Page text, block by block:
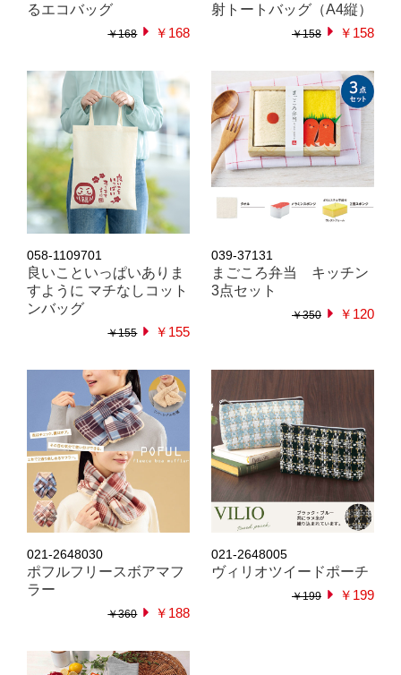
るエコバッグ
￥168 ￥168
射トートバッグ（A4縦）
￥158 ￥158
058-1109701
良いこといっぱいありま
すように マチなしコット
ンバッグ
￥155 ￥155
039-37131
まごころ弁当 キッチン
3点セット
￥350 ￥120
021-2648030
ポフルフリースボアマフ
ラー
￥360 ￥188
021-2648005
ヴィリオツイードポーチ
￥199 ￥199